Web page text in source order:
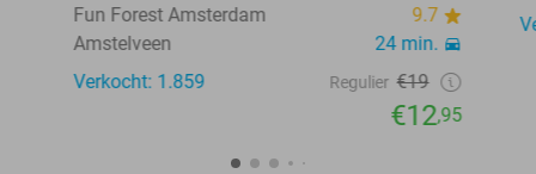
Fun Forest Amsterdam
9.7
Amstelveen
24 min.
Verkocht: 1.859
Regulier €19
€12,95